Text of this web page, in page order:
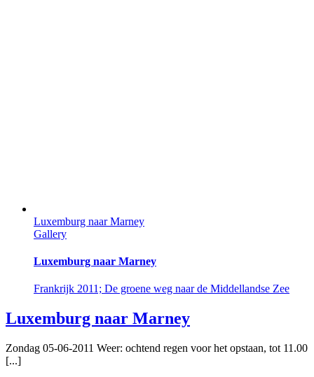
Luxemburg naar Marney
Gallery
Luxemburg naar Marney
Frankrijk 2011; De groene weg naar de Middellandse Zee
Luxemburg naar Marney
Zondag 05-06-2011 Weer: ochtend regen voor het opstaan, tot 11.00
[...]